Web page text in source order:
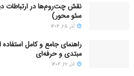
نقش چت‌روم‌ها در ارتباطات
سئو محور)
آذر ۲۵, ۱۴۰۴
راهنمای جامع و کامل استفاده
مبتدی و حرفه‌ای
آذر ۲۲, ۱۴۰۴